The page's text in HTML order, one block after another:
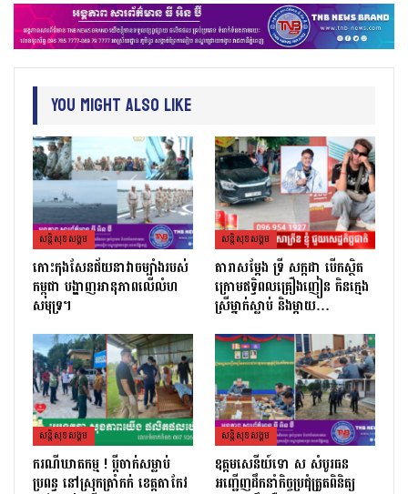
You Might Also Like
សន្តិសុខសង្គម
កោះកុងសែនជ័យនាវាចម្បាំងរបស់
កម្ពុជា បង្ហាញអានុភាពលើលំហ
សមុទ្រ។
សន្តិសុខសង្គម
តារាសម្ដែង ទ្រី សក្កដា បើកស្ថិត
ក្រោមឥទ្ធិពលគ្រឿងញៀន កិនក្មេង
ស្រីម្នាក់ស្លាប់ និងម្ដាយ…
សន្តិសុខសង្គម
ករណីឃាតកម្ម ! ប្ដីចាក់សម្លាប់
ប្រពន្ធ នៅស្រុកត្រាំកក់ ខេត្តតាកែវ
សន្តិសុខសង្គម
ឧត្តមសេនីយ៍ទោ ស សំបូរធន
អញ្ជើញដឹកនាំកិច្ចប្រជុំត្រួតពិនិត្យ​